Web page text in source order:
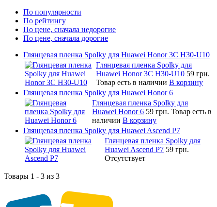
По популярности
По рейтингу
По цене, сначала недорогие
По цене, сначала дорогие
Глянцевая пленка Spolky для Huawei Honor 3C H30-U10
Глянцевая пленка Spolky для
Huawei Honor 3C H30-U10 59 грн.
Товар есть в наличии В корзину
Глянцевая пленка Spolky для Huawei Honor 6
Глянцевая пленка Spolky для
Huawei Honor 6 59 грн. Товар есть в
наличии В корзину
Глянцевая пленка Spolky для Huawei Ascend P7
Глянцевая пленка Spolky для
Huawei Ascend P7 59 грн.
Отсутствует
Товары 1 - 3 из 3